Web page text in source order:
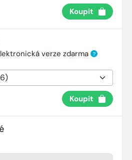
Koupit
verze zdarma ?
Koupit